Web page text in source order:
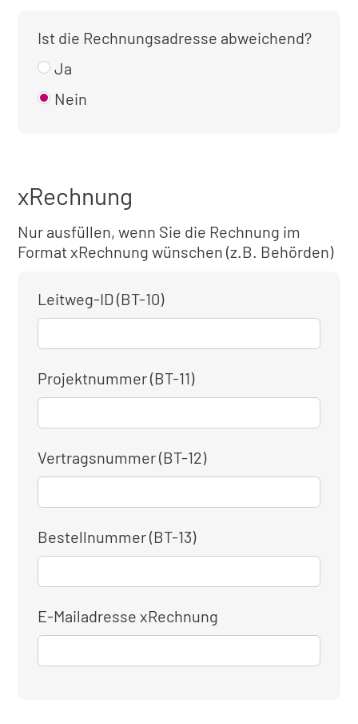
Ist die Rechnungsadresse abweichend?
Ja
Nein
xRechnung
Nur ausfüllen, wenn Sie die Rechnung im
Format xRechnung wünschen (z.B. Behörden)
Leitweg-ID (BT-10)
Projektnummer (BT-11)
Vertragsnummer (BT-12)
Bestellnummer (BT-13)
E-Mailadresse xRechnung